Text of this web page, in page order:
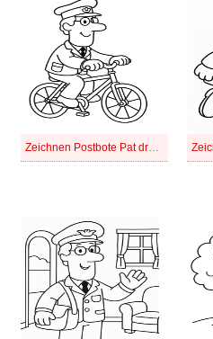
Zeichnen Postbote Pat druckbar